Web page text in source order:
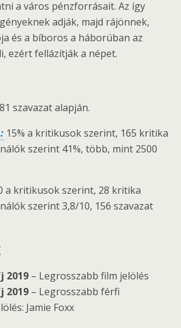
a város pénzforrásait. Az így
adják, majd rájönnek,
és a bíboros a háborúban az
ezért fellázítják a népet.
szavazat alapján.
15% a kritikusok szerint, 165 kritika
szerint 41%, több, mint 2500
a kritikusok szerint, 28 kritika
szerint 3,8/10, 156 szavazat
2019 – Legrosszabb film jelölés
2019 – Legrosszabb férfi
Jamie Foxx